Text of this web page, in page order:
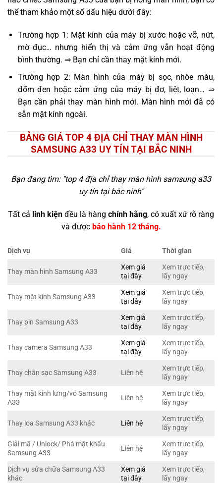
thể tham khảo một số dấu hiệu dưới đây:
Trường hợp 1: Mặt kính của máy bị xước hoặc vỡ, nứt,
mờ đục… nhưng hiển thị và cảm ứng vẫn hoạt động
bình thường. ⇒ Bạn chỉ cần thay mặt kính mới.
Trường hợp 2: Màn hình của máy bị sọc, nhòe màu,
đốm đen hoặc cảm ứng của máy bị đơ, liệt, loạn… ⇒
Bạn cần phải thay màn hình mới. Màn hình mới đã có
sẵn mặt kính ngoài.
BẢNG GIÁ TOP 4 ĐỊA CHỈ THAY MÀN HÌNH
SAMSUNG A33 UY TÍN TẠI BẮC NINH
Bạn đang tìm: "top 4 địa chỉ thay màn hình samsung a33
uy tín tại bắc ninh"
Tất cả linh kiện đều là hàng chính hãng, có xuất xứ rõ ràng
và được bảo hành 12 tháng.
Dịch vụ Giá Thời gian
Thay màn hình Samsung A33
Xem giá
tại đây
Xem trực tiếp,
lấy ngay
Thay mặt kính Samsung A33
Xem giá
tại đây
Xem trực tiếp,
lấy ngay
Thay pin Samsung A33
Xem giá
tại đây
Xem trực tiếp,
lấy ngay
Thay camera Samsung A33
Xem giá
tại đây
Xem trực tiếp,
lấy ngay
Thay chân sạc Samsung A33 Liên hệ
Xem trực tiếp,
lấy ngay
Thay mặt kính lưng/vỏ Samsung
A33
Liên hệ
Xem trực tiếp,
lấy ngay
Thay loa Samsung A33 khác Liên hệ
Xem trực tiếp,
lấy ngay
Giải mã / Unlock/ Phá mật khẩu
Samsung A33
Liên hệ
Xem trực tiếp,
lấy ngay
Dịch vụ sửa chữa Samsung A33
khác
Xem giá
tại đây
Xem trực tiếp,
lấy ngay